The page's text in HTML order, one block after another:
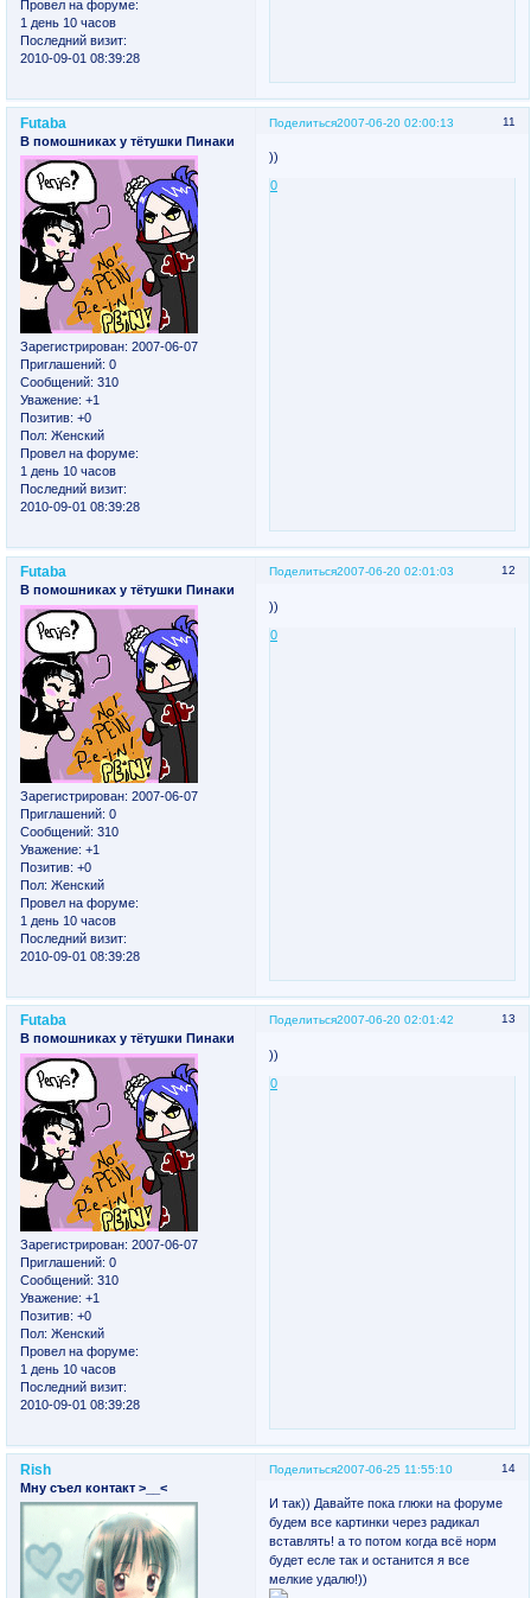
Провел на форуме:
1 день 10 часов
Последний визит:
2010-09-01 08:39:28
Поделиться 11
2007-06-20 02:00:13
Futaba
В помошниках у тётушки Пинаки
Зарегистрирован: 2007-06-07
Приглашений: 0
Сообщений: 310
Уважение: +1
Позитив: +0
Пол: Женский
Провел на форуме:
1 день 10 часов
Последний визит:
2010-09-01 08:39:28
))
0
Поделиться 12
2007-06-20 02:01:03
Futaba
В помошниках у тётушки Пинаки
Зарегистрирован: 2007-06-07
Приглашений: 0
Сообщений: 310
Уважение: +1
Позитив: +0
Пол: Женский
Провел на форуме:
1 день 10 часов
Последний визит:
2010-09-01 08:39:28
))
0
Поделиться 13
2007-06-20 02:01:42
Futaba
В помошниках у тётушки Пинаки
Зарегистрирован: 2007-06-07
Приглашений: 0
Сообщений: 310
Уважение: +1
Позитив: +0
Пол: Женский
Провел на форуме:
1 день 10 часов
Последний визит:
2010-09-01 08:39:28
))
0
Поделиться 14
2007-06-25 11:55:10
Rish
Мну съел контакт >__<
И так)) Давайте пока глюки на форуме
будем все картинки через радикал
вставлять! а то потом когда всё норм
будет есле так и останится я все
мелкие удалю!))